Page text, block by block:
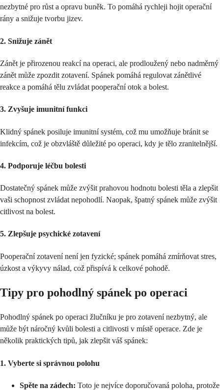
nezbytné pro růst a opravu buněk. To pomáhá rychleji hojit operační
rány a snižuje tvorbu jizev.
2. Snižuje zánět
Zánět je přirozenou reakcí na operaci, ale prodloužený nebo nadměrný
zánět může zpozdit zotavení. Spánek pomáhá regulovat zánětlivé
reakce a pomáhá tělu zvládat pooperační otok a bolest.
3. Zvyšuje imunitní funkci
Klidný spánek posiluje imunitní systém, což mu umožňuje bránit se
infekcím, což je obzvláště důležité po operaci, kdy je tělo zranitelnější.
4. Podporuje léčbu bolesti
Dostatečný spánek může zvýšit prahovou hodnotu bolesti těla a zlepšit
vaši schopnost zvládat nepohodlí. Naopak, špatný spánek může zvýšit
citlivost na bolest.
5. Zlepšuje psychické zotavení
Pooperační zotavení není jen fyzické; spánek pomáhá zmírňovat stres,
úzkost a výkyvy nálad, což přispívá k celkové pohodě.
Tipy pro pohodlný spánek po operaci
Pohodlný spánek po operaci žlučníku je pro zotavení nezbytný, ale
může být náročný kvůli bolesti a citlivosti v místě operace. Zde je
několik praktických tipů, jak zlepšit váš spánek:
1. Vyberte si správnou polohu
Spěte na zádech: Toto je nejvíce doporučovaná poloha, protože